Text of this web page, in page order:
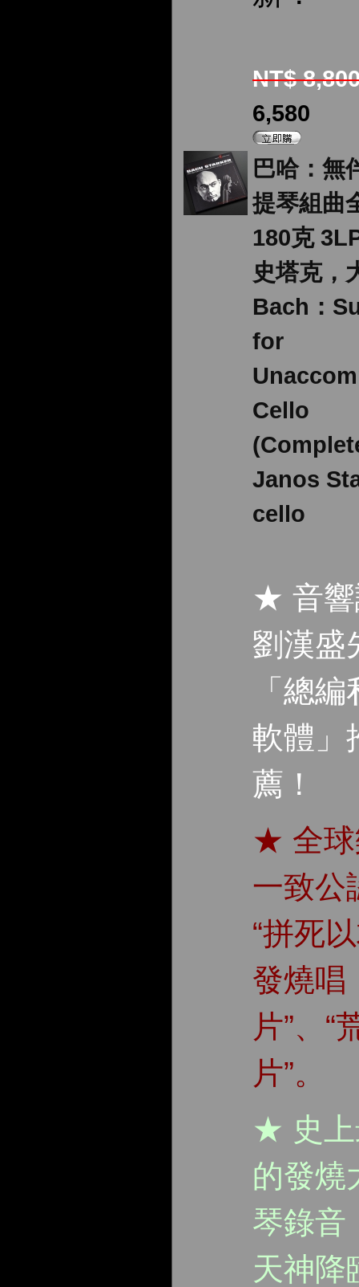
NT$
6,580
巴哈：無
提琴組曲
180克
史塔克，
Bach：
for
Cello
Janos
cello
★ 音響
劉漢盛
「總
軟體」
薦！
★ 全球
一致公
“拼死
發燒唱
片”、“
片”。
★ 史上
的發燒
琴錄音
天神降